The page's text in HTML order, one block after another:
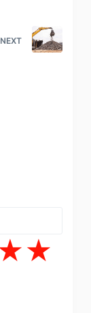
NEXT